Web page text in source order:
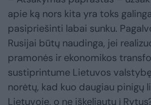
apie ką nors kita yra toks
pasipriešinti labai sunku.
Rusijai būtų naudinga, jei
pramonės ir ekonomikos
sustiprintume Lietuvos
norėtų, kad kuo daugiau pinigų
Lietuvoje, o ne iškeliautų į